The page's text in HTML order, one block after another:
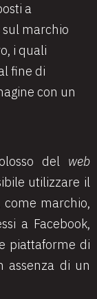
a
marchio
i quali
fine di
con un
del web
utilizzare il
marchio,
a Facebook,
piattaforme di
assenza di un